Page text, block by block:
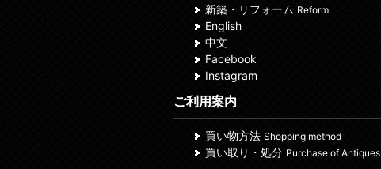
新築・リフォーム Reform
English
中文
Facebook
Instagram
ご利用案内
買い物方法 Shopping method
買い取り・処分 Purchase of Antiques